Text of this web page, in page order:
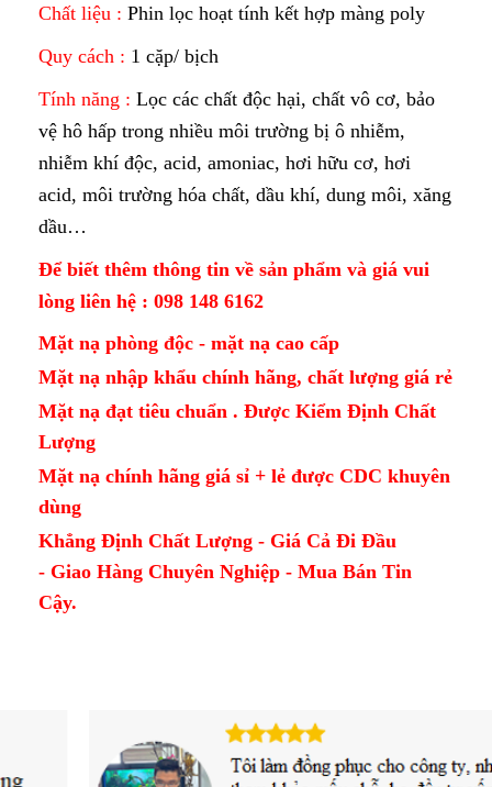
Chất liệu : Phin lọc hoạt tính kết hợp màng poly
Quy cách : 1 cặp/ bịch
Tính năng : Lọc các chất độc hại, chất vô cơ, bảo
vệ hô hấp trong nhiều môi trường bị ô nhiễm,
nhiễm khí độc, acid, amoniac, hơi hữu cơ, hơi
acid, môi trường hóa chất, dầu khí, dung môi, xăng
dầu…
Để biết thêm thông tin về sản phẩm và giá vui
lòng liên hệ : 098 148 6162
Mặt nạ phòng độc - mặt nạ cao cấp
Mặt nạ nhập khẩu chính hãng, chất lượng giá rẻ
Mặt nạ đạt tiêu chuẩn . Được Kiểm Định Chất
Lượng
Mặt nạ chính hãng giá sỉ + lẻ được CDC khuyên
dùng
Khẳng Định Chất Lượng - Giá Cả Đi Đầu
- Giao Hàng Chuyên Nghiệp - Mua Bán Tin
Cậy.